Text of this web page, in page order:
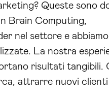
Queste sono
Brain Computing,
nel settore e
La nostra
risultati tangibili.
attrarre nuovi clienti